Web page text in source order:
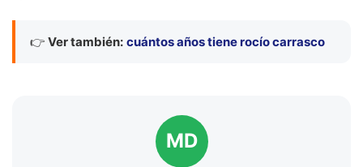
👉 Ver también: cuántos años tiene rocío carrasco
MD